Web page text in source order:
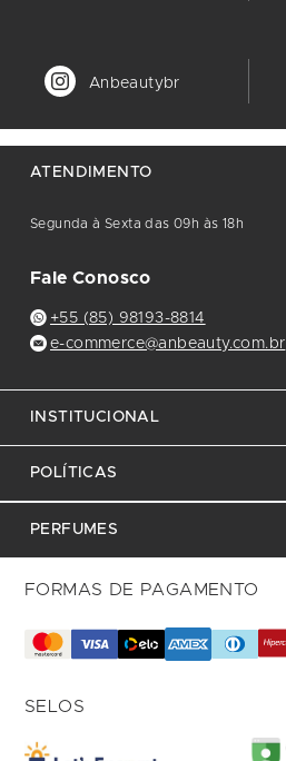
Anbeautybr
ATENDIMENTO
Segunda à Sexta das 09h às 18h
Fale Conosco
+55 (85) 98193-8814
e-commerce@anbeauty.com.br
INSTITUCIONAL
POLÍTICAS
PERFUMES
FORMAS DE PAGAMENTO
SELOS